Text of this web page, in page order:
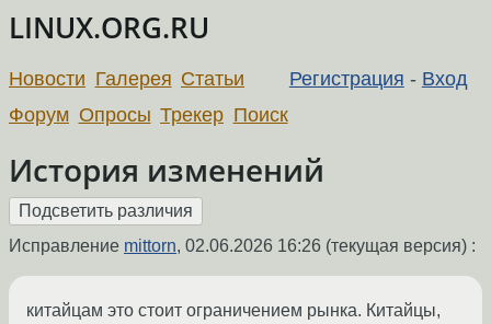
LINUX.ORG.RU
Регистрация - Вход
Новости Галерея Статьи
Форум Опросы Трекер Поиск
История изменений
Исправление mittorn, 02.06.2026 16:26 (текущая версия) :
китайцам это стоит ограничением рынка. Китайцы,